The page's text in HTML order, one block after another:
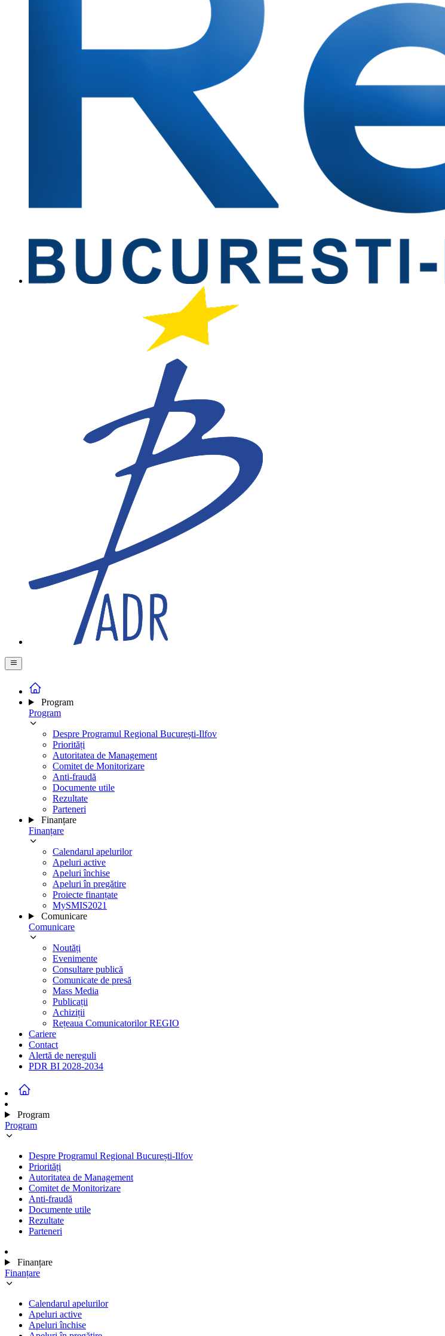
Program
Program
Despre Programul Regional București-Ilfov
Priorități
Autoritatea de Management
Comitet de Monitorizare
Anti-fraudă
Documente utile
Rezultate
Parteneri
Finanțare
Finanțare
Calendarul apelurilor
Apeluri active
Apeluri închise
Apeluri în pregătire
Proiecte finanțate
MySMIS2021
Comunicare
Comunicare
Noutăți
Evenimente
Consultare publică
Comunicate de presă
Mass Media
Publicații
Achiziții
Rețeaua Comunicatorilor REGIO
Cariere
Contact
Alertă de nereguli
PDR BI 2028-2034
Program
Program
Despre Programul Regional București-Ilfov
Priorități
Autoritatea de Management
Comitet de Monitorizare
Anti-fraudă
Documente utile
Rezultate
Parteneri
Finanțare
Finanțare
Calendarul apelurilor
Apeluri active
Apeluri închise